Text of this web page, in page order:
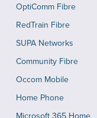
OptiComm Fibre
RedTrain Fibre
SUPA Networks
Community Fibre
Occom Mobile
Home Phone